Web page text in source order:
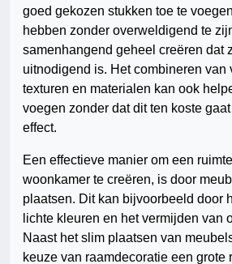
goed gekozen stukken toe te
hebben zonder overweldigend te
samenhangend geheel creëren dat
uitnodigend is. Het combineren van
texturen en materialen kan ook
voegen zonder dat dit ten koste
effect.
Een effectieve manier om een
woonkamer te creëren, is door
plaatsen. Dit kan bijvoorbeeld door
lichte kleuren en het vermijden van
Naast het slim plaatsen van
keuze van raamdecoratie een grote